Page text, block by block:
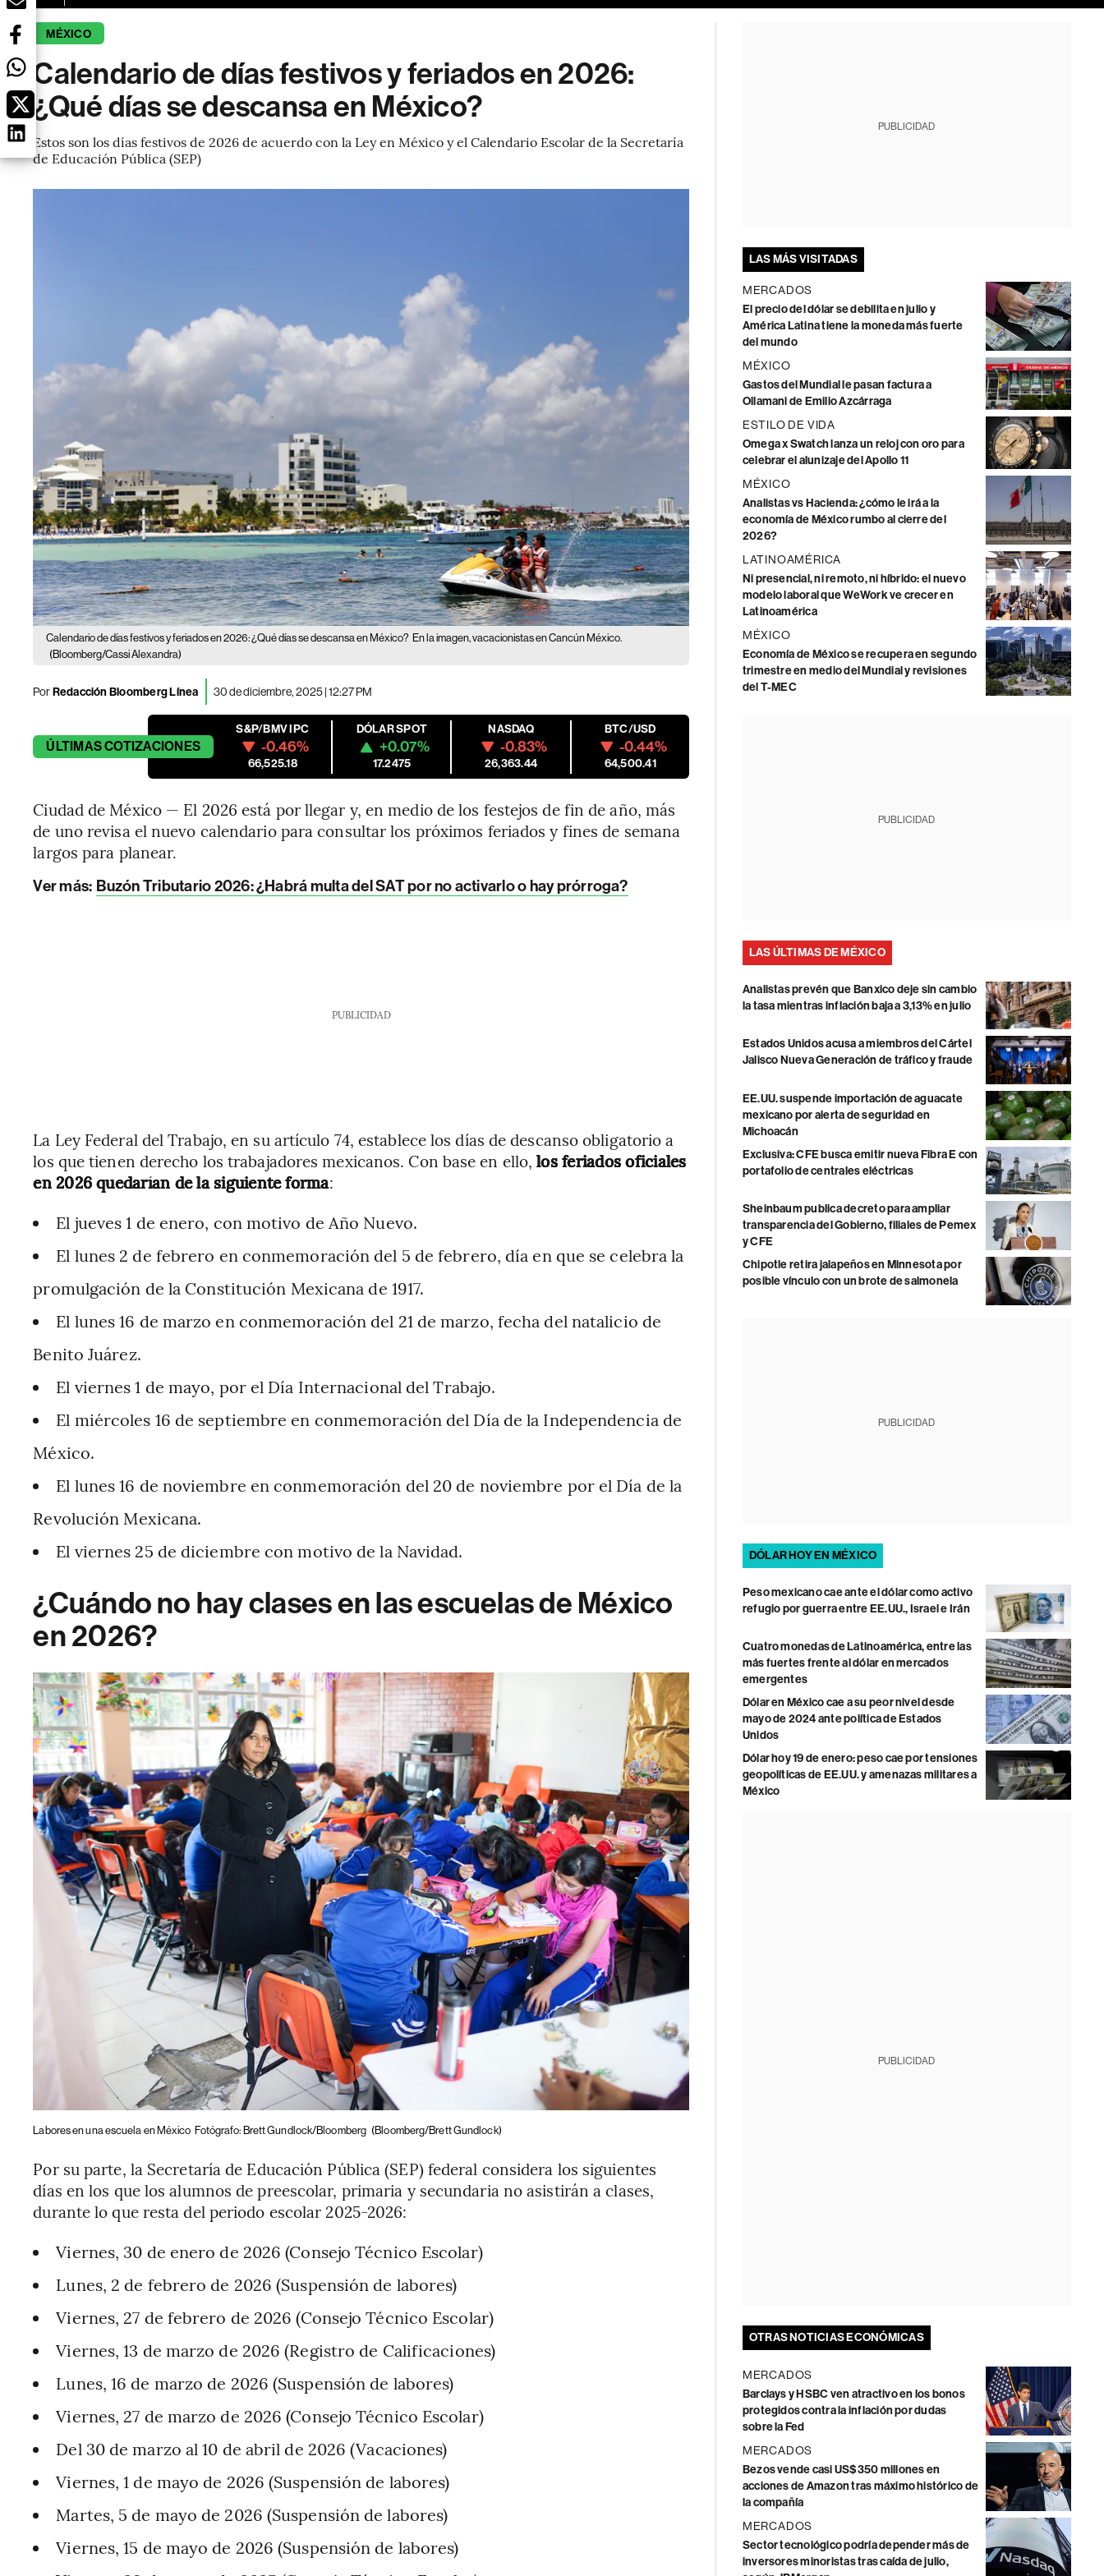
MÉXICO
Calendario de días festivos y feriados en 2026:
¿Qué días se descansa en México?
Estos son los días festivos de 2026 de acuerdo con la Ley en México y el Calendario Escolar de la Secretaría
de Educación Pública (SEP)
Calendario de días festivos y feriados en 2026: ¿Qué días se descansa en México? En la imagen, vacacionistas en Cancún México.
(Bloomberg/Cassi Alexandra)
PorRedacción Bloomberg Línea 30 de diciembre, 2025 | 12:27 PM
ÚLTIMASCOTIZACIONES
S&P/BMV IPC
-0.46%
66,525.18
DÓLAR SPOT
+0.07%
17.2475
NASDAQ
-0.83%
26,363.44
BTC/USD
-0.44%
64,500.41
Ciudad de México — El 2026 está por llegar y, en medio de los festejos de fin de año, más
de uno revisa el nuevo calendario para consultar los próximos feriados y fines de semana
largos para planear.
Ver más: Buzón Tributario 2026: ¿Habrá multa del SAT por no activarlo o hay prórroga?
PUBLICIDAD
La Ley Federal del Trabajo, en su artículo 74, establece los días de descanso obligatorio a
los que tienen derecho los trabajadores mexicanos. Con base en ello,los feriados oficiales
en 2026 quedarían de la siguiente forma:
El jueves 1 de enero, con motivo de Año Nuevo.
El lunes 2 de febrero en conmemoración del 5 de febrero, día en que se celebra la
promulgación de la Constitución Mexicana de 1917.
El lunes 16 de marzo en conmemoración del 21 de marzo, fecha del natalicio de
Benito Juárez.
El viernes 1 de mayo, por el Día Internacional del Trabajo.
El miércoles 16 de septiembre en conmemoración del Día de la Independencia de
México.
El lunes 16 de noviembre en conmemoración del 20 de noviembre por el Día de la
Revolución Mexicana.
El viernes 25 de diciembre con motivo de la Navidad.
¿Cuándo no hay clases en las escuelas de México
en 2026?
Labores en una escuela en México Fotógrafo: Brett Gundlock/Bloomberg (Bloomberg/Brett Gundlock)
Por su parte, la Secretaría de Educación Pública (SEP) federal considera los siguientes
días en los que los alumnos de preescolar, primaria y secundaria no asistirán a clases,
durante lo que resta del periodo escolar 2025-2026:
Viernes, 30 de enero de 2026 (Consejo Técnico Escolar)
Lunes, 2 de febrero de 2026 (Suspensión de labores)
Viernes, 27 de febrero de 2026 (Consejo Técnico Escolar)
Viernes, 13 de marzo de 2026 (Registro de Calificaciones)
Lunes, 16 de marzo de 2026 (Suspensión de labores)
Viernes, 27 de marzo de 2026 (Consejo Técnico Escolar)
Del 30 de marzo al 10 de abril de 2026 (Vacaciones)
Viernes, 1 de mayo de 2026 (Suspensión de labores)
Martes, 5 de mayo de 2026 (Suspensión de labores)
Viernes, 15 de mayo de 2026 (Suspensión de labores)
PUBLICIDAD
LAS MÁS VISITADAS
MERCADOS
El precio del dólar se debilita en julio y
América Latina tiene la moneda más fuerte
del mundo
MÉXICO
Gastos del Mundial le pasan factura a
Ollamani de Emilio Azcárraga
ESTILO DE VIDA
Omega x Swatch lanza un reloj con oro para
celebrar el alunizaje del Apollo 11
MÉXICO
Analistas vs Hacienda: ¿cómo le irá a la
economía de México rumbo al cierre del
2026?
LATINOAMÉRICA
Ni presencial, ni remoto, ni híbrido: el nuevo
modelo laboral que WeWork ve crecer en
Latinoamérica
MÉXICO
Economía de México se recupera en segundo
trimestre en medio del Mundial y revisiones
del T-MEC
PUBLICIDAD
LAS ÚLTIMAS DE MÉXICO
Analistas prevén que Banxico deje sin cambio
la tasa mientras inflación baja a 3,13% en julio
Estados Unidos acusa a miembros del Cártel
Jalisco Nueva Generación de tráfico y fraude
EE.UU. suspende importación de aguacate
mexicano por alerta de seguridad en
Michoacán
Exclusiva: CFE busca emitir nueva Fibra E con
portafolio de centrales eléctricas
Sheinbaum publica decreto para ampliar
transparencia del Gobierno, filiales de Pemex
y CFE
Chipotle retira jalapeños en Minnesota por
posible vínculo con un brote de salmonela
PUBLICIDAD
DÓLAR HOY EN MÉXICO
Peso mexicano cae ante el dólar como activo
refugio por guerra entre EE.UU., Israel e Irán
Cuatro monedas de Latinoamérica, entre las
más fuertes frente al dólar en mercados
emergentes
Dólar en México cae a su peor nivel desde
mayo de 2024 ante política de Estados
Unidos
Dólar hoy 19 de enero: peso cae por tensiones
geopolíticas de EE.UU. y amenazas militares a
México
PUBLICIDAD
OTRAS NOTICIAS ECONÓMICAS
MERCADOS
Barclays y HSBC ven atractivo en los bonos
protegidos contra la inflación por dudas
sobre la Fed
MERCADOS
Bezos vende casi US$350 millones en
acciones de Amazon tras máximo histórico de
la compañía
MERCADOS
Sector tecnológico podría depender más de
inversores minoristas tras caída de julio,